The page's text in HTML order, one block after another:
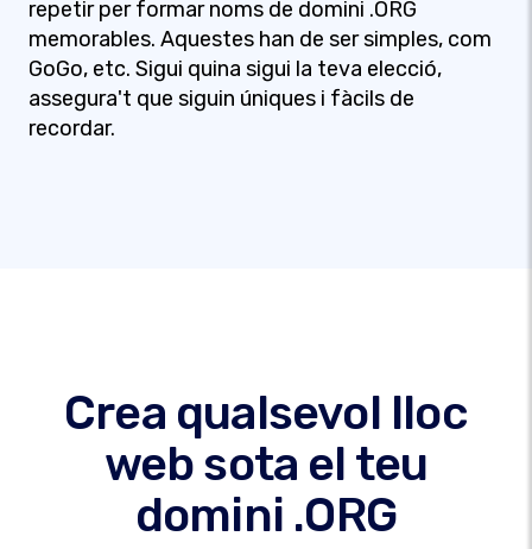
repetir per formar noms de domini .ORG
memorables. Aquestes han de ser simples, com
GoGo, etc. Sigui quina sigui la teva elecció,
assegura't que siguin úniques i fàcils de
recordar.
Crea qualsevol lloc
web sota el teu
domini .ORG